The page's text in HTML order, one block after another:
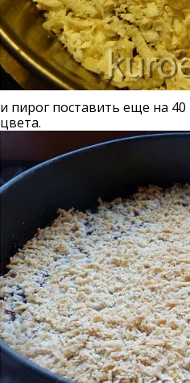
и пирог поставить еще на
цвета.